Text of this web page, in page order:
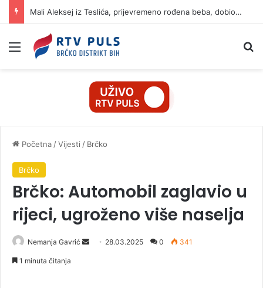
Mali Aleksej iz Teslića, prijevremeno rođena beba, dobio životnu bitku na UKC-u Srpske
Izbornik
Početna /Vijesti / Brčko
Brčko
Brčko: Automobil zaglavio u
rijeci, ugroženo više naselja
Nemanja Gavrić 28.03.2025 0 341
1 minuta čitanja